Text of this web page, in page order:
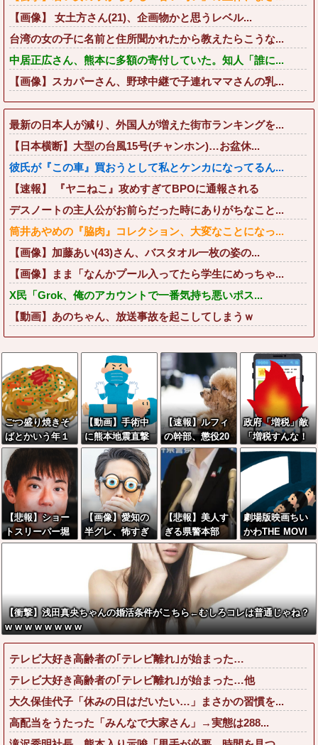
【画像】 女土方さん(21)、企画物かと思うレベル...
台湾の女の子に名前と住所聞かれたから教えたらこうな...
中居正広さん、熊本に多額の寄付していた。知人「誰に...
【画像】スカパーさん、野球中継で子連れママさんの乳...
最新の日本人が減り、外国人が増えた街市ランキングを...
【日本横断】大型の台風15号(チャンホン)…お盆休...
彼氏が『この車』買おうとして私とケンカになってるん...
【速報】 『ヤニねこ』攻めすぎてBPOに通報される
デスノートの主人公がお前らだった時にありがちなこと...
筒井あやめの『脇肉』コレクション、大変なことになっ...
【画像】加藤あい(43)さん、バスタオル一枚の姿の...
【画像】まま「なんかプール入ってたら学生にめっちゃ...
X民「Grok、俺のアカウントで一番気持ち悪いポス...
【動画】あのちゃん、放送事故を起こしてしまうｗ
ごつ盛り焼きそ
ばとかいう年１
くらいで無性に
食いたくなるや
つｗｗｗｗｗｗ
ｗｗ
【動画】手術中
に熊本地震直撃
やばすぎる
【速報】ルフィ
の幹部、懲役20
年に決定する←
コレは妥当
か？？？？？？
政府「増税」敵
「増税すんな！
増税メガネ！」
→政府「減税」
敵「減税すん
な！社会保障ど
うなる！」
【悲報】ショー
トスリーパー堀
大輔、怖すぎる
【画像】愛知の
半グレ、怖すぎ
る→御尊顔がこ
【悲報】美人す
ぎる県警本部
長、無能すぎて
失職www(画像
あり)
劇場版映画ちい
かわTHE MOVI
E、明日興行収
入1兆円突破が確
実にｗｗｗｗｗ
ｗｗｗｗｗｗｗ
ｗ
【衝撃】浅田真央ちゃんの婚活条件がこちら←むしろコレは普通じゃね？
w w w w w w w w
テレビ大好き高齢者の｢テレビ離れ｣が始まった…
テレビ大好き高齢者の｢テレビ離れ｣が始まった…他
大久保佳代子「休みの日はだいたい…」まさかの習慣を...
高配当をうたった「みんなで大家さん」→実態は288...